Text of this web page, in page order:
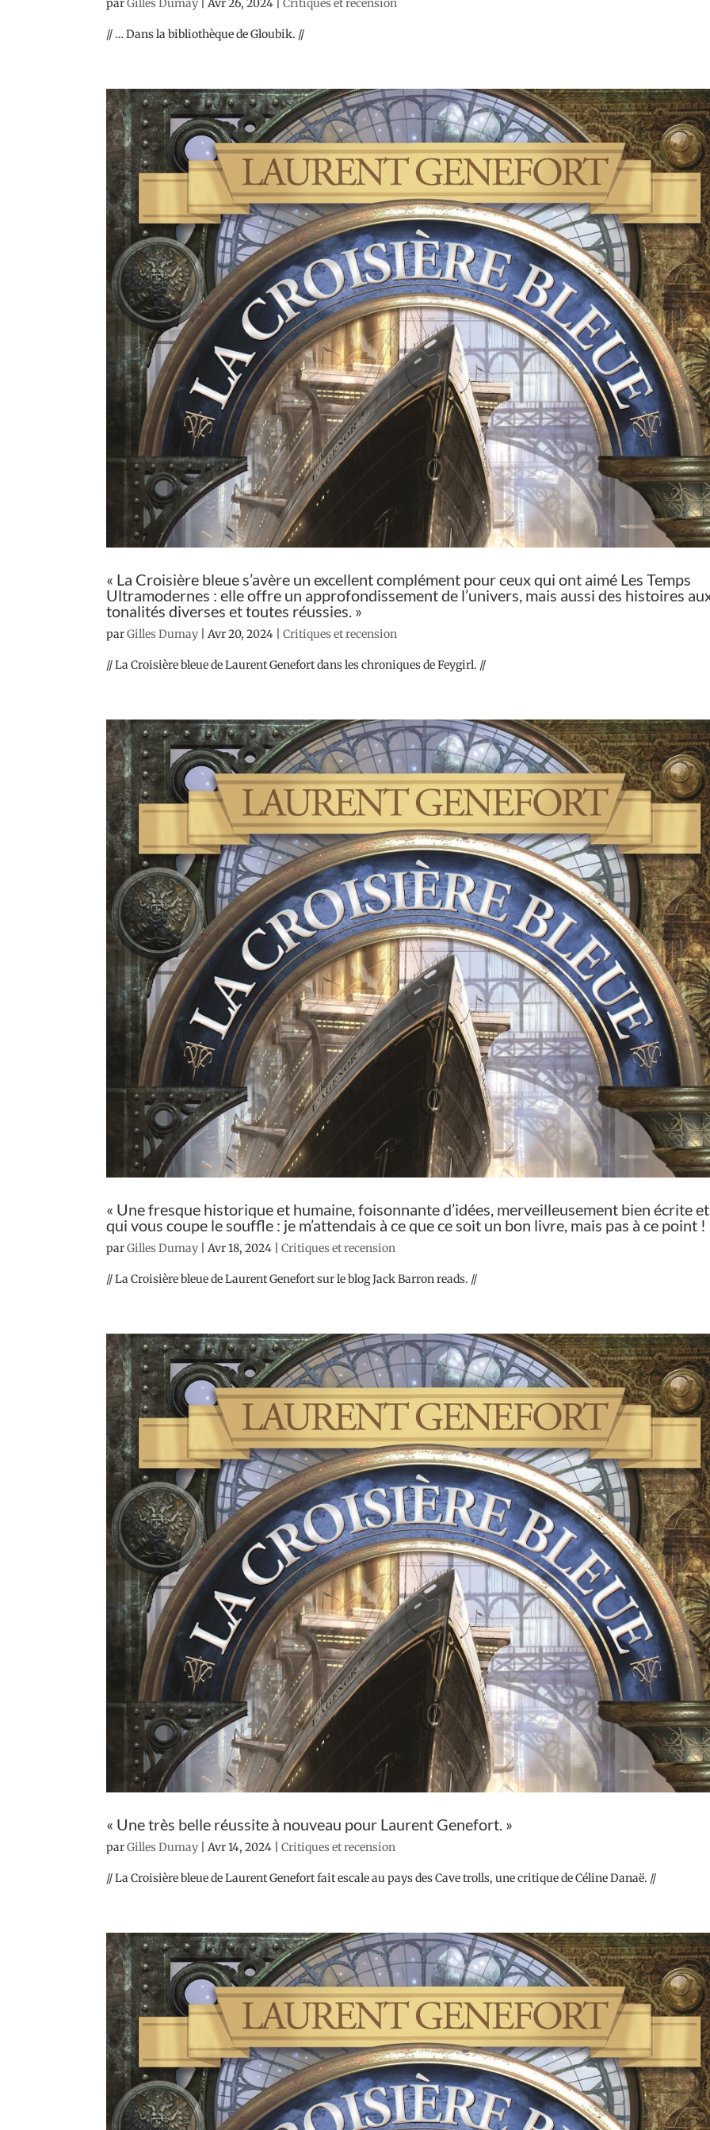
parGilles Dumay |Avr 26, 2024 |Critiques et recension
// … Dans la bibliothèque de Gloubik. //
« La Croisière bleue s’avère un excellent complément pour ceux qui ont aimé Les Temps
Ultramodernes : elle offre un approfondissement de l’univers, mais aussi des histoires
tonalités diverses et toutes réussies. »
parGilles Dumay |Avr 20, 2024 |Critiques et recension
// La Croisière bleue de Laurent Genefort dans les chroniques de Feygirl. //
« Une fresque historique et humaine, foisonnante d’idées, merveilleusement bien écrite et
qui vous coupe le souffle : je m’attendais à ce que ce soit un bon livre, mais pas à ce point !
parGilles Dumay |Avr 18, 2024 |Critiques et recension
// La Croisière bleue de Laurent Genefort sur le blog Jack Barron reads. //
« Une très belle réussite à nouveau pour Laurent Genefort. »
parGilles Dumay |Avr 14, 2024 |Critiques et recension
// La Croisière bleue de Laurent Genefort fait escale au pays des Cave trolls, une critique de Céline Danaë. //